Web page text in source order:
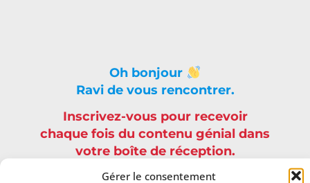
Gérer le consentement
Oh bonjour
Ravi de vous rencontrer.
Inscrivez-vous pour recevoir
chaque fois du contenu génial dans
votre boîte de réception.